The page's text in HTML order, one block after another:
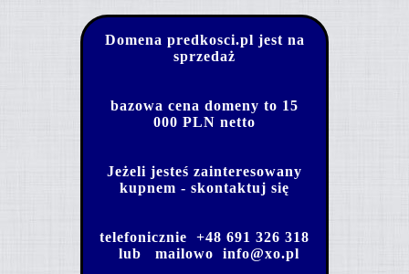
Domena predkosci.pl jest na
sprzedaż
bazowa cena domeny to 15
000 PLN netto
Jeżeli jesteś zainteresowany
kupnem - skontaktuj się
telefonicznie +48 691 326 318
lub mailowo info@xo.pl